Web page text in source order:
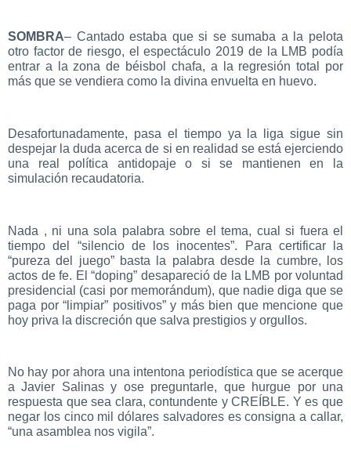
SOMBRA– Cantado estaba que si se sumaba a la pelota
otro factor de riesgo, el espectáculo 2019 de la LMB podía
entrar a la zona de béisbol chafa, a la regresión total por
más que se vendiera como la divina envuelta en huevo.
Desafortunadamente, pasa el tiempo ya la liga sigue sin
despejar la duda acerca de si en realidad se está ejerciendo
una real política antidopaje o si se mantienen en la
simulación recaudatoria.
Nada , ni una sola palabra sobre el tema, cual si fuera el
tiempo del “silencio de los inocentes”. Para certificar la
“pureza del juego” basta la palabra desde la cumbre, los
actos de fe. El “doping” desapareció de la LMB por voluntad
presidencial (casi por memorándum), que nadie diga que se
paga por “limpiar” positivos” y más bien que mencione que
hoy priva la discreción que salva prestigios y orgullos.
No hay por ahora una intentona periodística que se acerque
a Javier Salinas y ose preguntarle, que hurgue por una
respuesta que sea clara, contundente y CREÍBLE. Y es que
negar los cinco mil dólares salvadores es consigna a callar,
“una asamblea nos vigila”.